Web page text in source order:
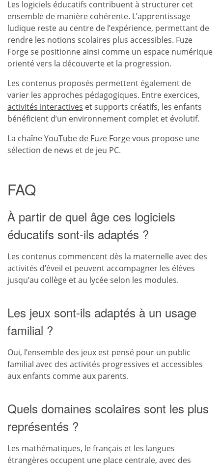
Les logiciels éducatifs contribuent à structurer cet
ensemble de manière cohérente. L’apprentissage
ludique reste au centre de l’expérience, permettant de
rendre les notions scolaires plus accessibles. Fuze
Forge se positionne ainsi comme un espace numérique
orienté vers la découverte et la progression.
Les contenus proposés permettent également de
varier les approches pédagogiques. Entre exercices,
activités interactives et supports créatifs, les enfants
bénéficient d’un environnement complet et évolutif.
La chaîneYouTube de Fuze Forgevous propose une
sélection de news et de jeu PC.
FAQ
À partir de quel âge ces logiciels
éducatifs sont-ils adaptés ?
Les contenus commencent dès la maternelle avec des
activités d’éveil et peuvent accompagner les élèves
jusqu’au collège et au lycée selon les modules.
Les jeux sont-ils adaptés à un usage
familial ?
Oui, l’ensemble des jeux est pensé pour un public
familial avec des activités progressives et accessibles
aux enfants comme aux parents.
Quels domaines scolaires sont les plus
représentés ?
Les mathématiques, le français et les langues
étrangères occupent une place centrale, avec des